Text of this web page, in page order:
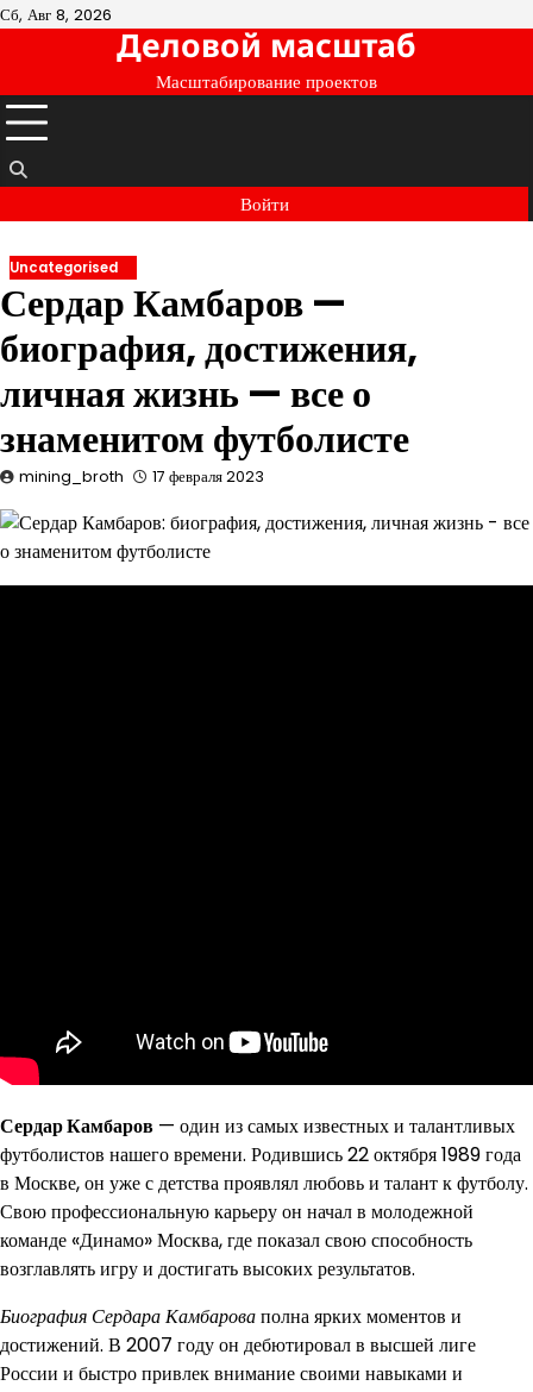
Перейти
Сб, Авг 8, 2026
Деловой масштаб
Масштабирование проектов
Войти
Uncategorised
Сердар Камбаров —
биография, достижения,
личная жизнь — все о
знаменитом футболисте
mining_broth 17 февраля 2023
Сердар Камбаров — один из самых известных и талантливых
футболистов нашего времени. Родившись 22 октября 1989 года
в Москве, он уже с детства проявлял любовь и талант к футболу.
Свою профессиональную карьеру он начал в молодежной
команде «Динамо» Москва, где показал свою способность
возглавлять игру и достигать высоких результатов.
Биография Сердара Камбароваполна ярких моментов и
достижений. В 2007 году он дебютировал в высшей лиге
России и быстро привлек внимание своими навыками и